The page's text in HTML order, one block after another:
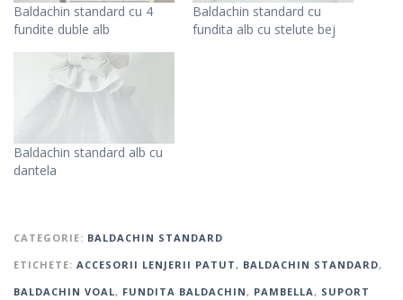
Baldachin standard cu 4
fundite duble alb
Baldachin standard cu
fundita alb cu stelute bej
Baldachin standard alb cu
dantela
CATEGORIE: BALDACHIN STANDARD
ETICHETE: ACCESORII LENJERII PATUT, BALDACHIN STANDARD,
BALDACHIN VOAL, FUNDITA BALDACHIN, PAMBELLA, SUPORT